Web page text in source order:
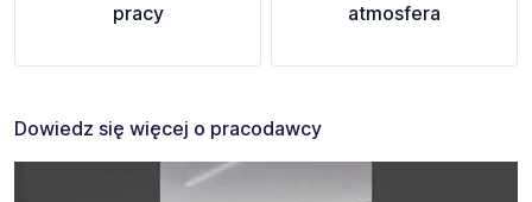
pracy
atmosfera
Dowiedz się więcej o pracodawcy